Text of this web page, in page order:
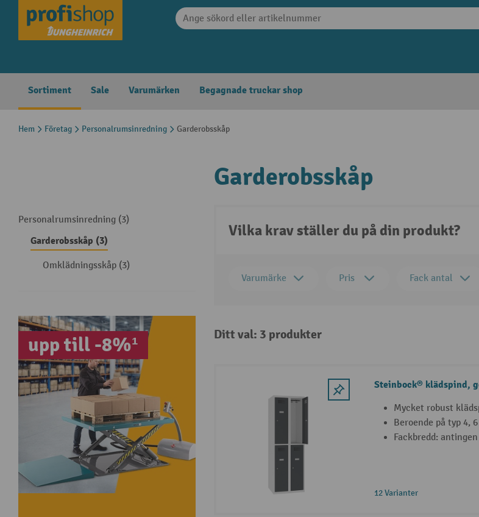
Hoppa till huvudnavigering
Sortiment Sale Varumärken Begagnade truckar shop
Hem Företag Personalrumsinredning Garderobsskåp
Personalrumsinredning (3)
Garderobsskåp (3)
Omklädningsskåp (3)
upp till -8%¹
Garderobsskåp
Vilka krav ställer du på din produkt?
Varumärke Pris Fack antal
Ditt val: 3 produkter
Steinbock® klädspind,
Mycket robust
Beroende på typ 4,
Fackbredd:
12 Varianter